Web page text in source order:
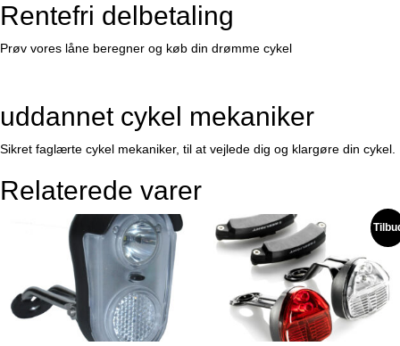
Rentefri delbetaling
Prøv vores låne beregner og køb din drømme cykel
uddannet cykel mekaniker
Sikret faglærte cykel mekaniker, til at vejlede dig og klargøre din cykel.
Relaterede varer